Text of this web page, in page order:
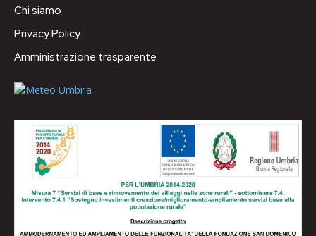
Chi siamo
Privacy Policy
Amministrazione trasparente